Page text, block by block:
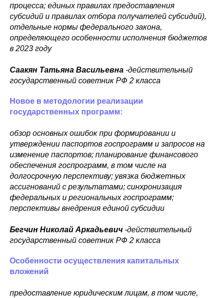
процесса; единых правилах предоставления
субсидий и правилах отбора получателей субсидий),
отдельные нормы федерального закона,
определяющего особенности исполнения бюджетов
в 2023 году
Саакян Татьяна Васильевна -действительный
государственный советник РФ 2 класса
Новое в методологии реализации
государственных программ:
обзор основных ошибок при формировании и
утверждении паспортов госпрограмм и запросов на
изменение паспортов; планирование финансового
обеспечения госпрограмм, в том числе на
долгосрочную перспективу; увязка бюджетных
ассигнований с результатами; синхронизация
федеральных и региональных госпрограмм;
перспективы внедрения единой субсидии
Бегчин Николай Аркадьевич -действительный
государственный советник РФ 2 класса
Особенности осуществления капитальных
вложений
предоставление юридическим лицам, в том числе,